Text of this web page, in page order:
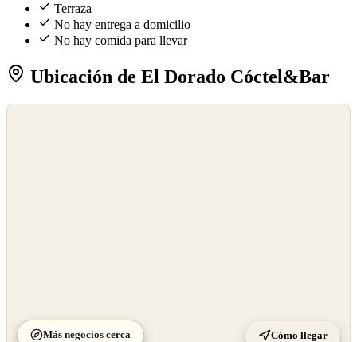
Terraza
No hay entrega a domicilio
No hay comida para llevar
Ubicación de El Dorado Cóctel&Bar
Más negocios cerca Cómo llegar